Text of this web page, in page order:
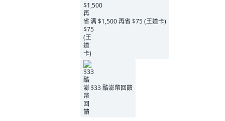
满 $1,500 再省 $75 (王道卡)
$33 酷澎幣回饋